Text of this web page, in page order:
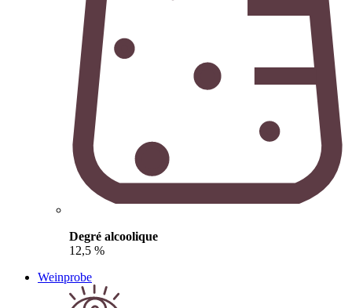
Degré alcoolique
12,5 %
Weinprobe